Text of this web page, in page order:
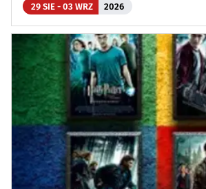
29 SIE - 03 WRZ 2026